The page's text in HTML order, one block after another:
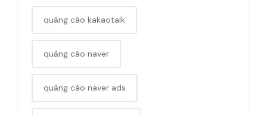
quảng cáo kakaotalk
quảng cáo naver
quảng cáo naver ads